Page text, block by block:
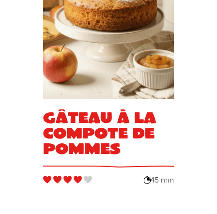
Gâteau à la
compote de
pommes
45 min